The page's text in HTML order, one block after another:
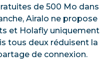
de 500 Mo dans
Airalo ne propose
et Holafly uniquement
tous deux réduisent la
de connexion.